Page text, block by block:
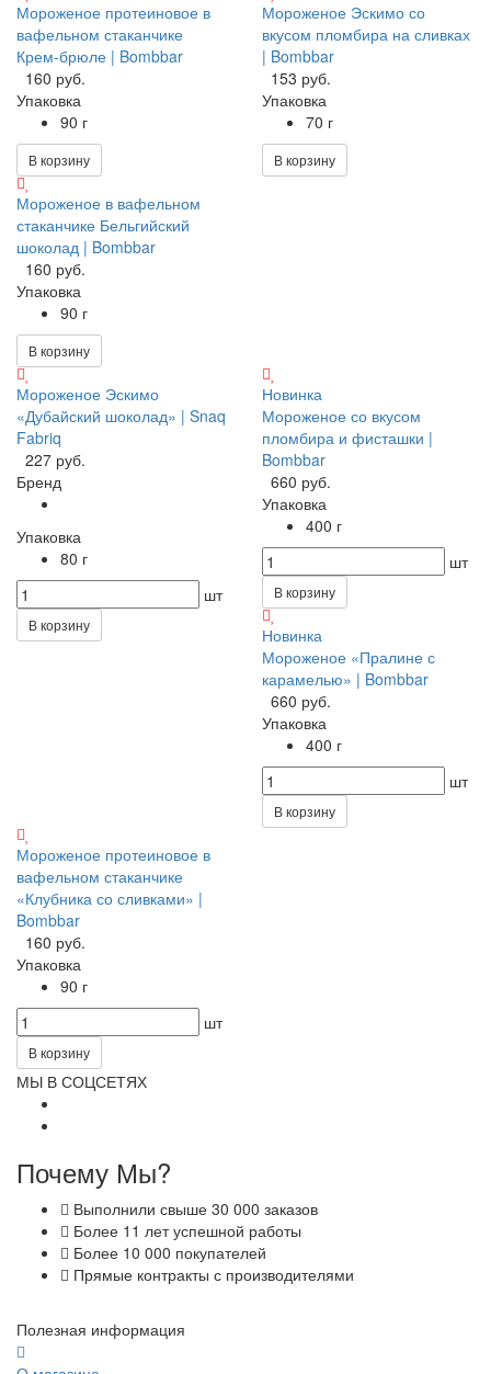
Мороженое протеиновое в
вафельном стаканчике
Крем-брюле | Bombbar
160 руб.
Упаковка
90 г
В корзину
Мороженое Эскимо со
вкусом пломбира на сливках
| Bombbar
153 руб.
Упаковка
70 г
В корзину
Мороженое в вафельном
стаканчике Бельгийский
шоколад | Bombbar
160 руб.
Упаковка
90 г
В корзину
Мороженое Эскимо
«Дубайский шоколад» | Snaq
Fabriq
227 руб.
Бренд
Упаковка
80 г
шт
В корзину
Новинка
Мороженое со вкусом
пломбира и фисташки |
Bombbar
660 руб.
Упаковка
400 г
шт
В корзину
Новинка
Мороженое «Пралине с
карамелью» | Bombbar
660 руб.
Упаковка
400 г
шт
В корзину
Мороженое протеиновое в
вафельном стаканчике
«Клубника со сливками» |
Bombbar
160 руб.
Упаковка
90 г
шт
В корзину
МЫ В СОЦСЕТЯХ
Почему Мы?
Выполнили свыше 30 000 заказов
Более 11 лет успешной работы
Более 10 000 покупателей
Прямые контракты с производителями
Полезная информация